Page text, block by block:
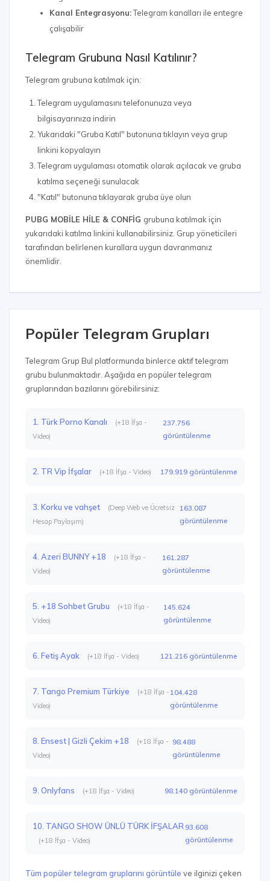
Kanal Entegrasyonu:Telegram kanalları ile entegre
çalışabilir
Telegram Grubuna Nasıl Katılınır?
Telegram grubuna katılmak için:
Telegram uygulamasını telefonunuza veya
bilgisayarınıza indirin
Yukarıdaki "Gruba Katıl" butonuna tıklayın veya grup
linkini kopyalayın
Telegram uygulaması otomatik olarak açılacak ve gruba
katılma seçeneği sunulacak
"Katıl" butonuna tıklayarak gruba üye olun
PUBG MOBİLE HİLE & CONFİG grubuna katılmak için
yukarıdaki katılma linkini kullanabilirsiniz. Grup yöneticileri
tarafından belirlenen kurallara uygun davranmanız
önemlidir.
Popüler Telegram Grupları
Telegram Grup Bul platformunda binlerce aktif telegram
grubu bulunmaktadır. Aşağıda en popüler telegram
gruplarından bazılarını görebilirsiniz:
1. Türk Porno Kanalı
(+18 İfşa -
Video)
237.756
görüntülenme
2. TR Vip İfşalar (+18 İfşa - Video) 179.919 görüntülenme
3. Korku ve vahşet
(Deep Web ve Ücretsiz
Hesap Paylaşım)
163.087
görüntülenme
4. Azeri BUNNY +18
(+18 İfşa -
Video)
161.287
görüntülenme
5. +18 Sohbet Grubu
(+18 İfşa -
Video)
145.624
görüntülenme
6. Fetiş Ayak (+18 İfşa - Video) 121.216 görüntülenme
7. Tango Premium Türkiye
(+18 İfşa -
Video)
104.428
görüntülenme
8. Ensest | Gizli Çekim +18
(+18 İfşa -
Video)
98.488
görüntülenme
9. Onlyfans (+18 İfşa - Video) 98.140 görüntülenme
10. TANGO SHOW ÜNLÜ TÜRK İFŞALAR
(+18 İfşa - Video)
93.608
görüntülenme
Tüm popüler telegram gruplarını görüntüle ve ilginizi çeken